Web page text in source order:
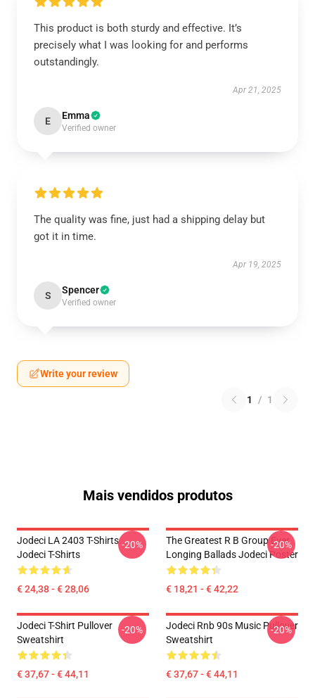
This product is both sturdy and effective. It’s
precisely what I was looking for and performs
outstandingly.
Apr 21, 2025
E Emma
Verified owner
The quality was fine, just had a shipping delay but
got it in time.
Apr 19, 2025
S Spencer
Verified owner
Write your review
1 / 1
Mais vendidos produtos
Jodeci LA 2403 T-Shirts
Jodeci T-Shirts
€ 24,38 - € 28,06
-20%
The Greatest R B Group Ever
Longing Ballads Jodeci Poster
€ 18,21 - € 42,22
-20%
Jodeci T-Shirt Pullover
Sweatshirt
€ 37,67 - € 44,11
-20%
Jodeci Rnb 90s Music Pullover
Sweatshirt
€ 37,67 - € 44,11
-20%